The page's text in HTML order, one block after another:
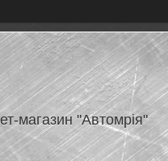
магазин "Автомрія"